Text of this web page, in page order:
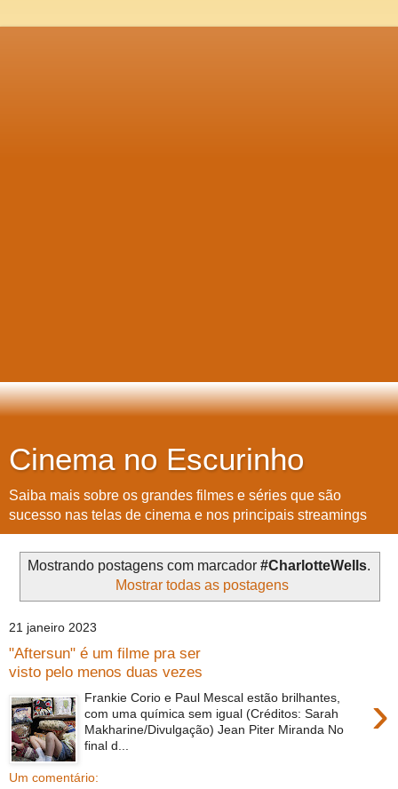
Cinema no Escurinho
Saiba mais sobre os grandes filmes e séries que são
sucesso nas telas de cinema e nos principais streamings
Mostrando postagens com marcador #CharlotteWells.
Mostrar todas as postagens
21 janeiro 2023
"Aftersun" é um filme pra ser
visto pelo menos duas vezes
›
Frankie Corio e Paul Mescal estão brilhantes,
com uma química sem igual (Créditos: Sarah
Makharine/Divulgação) Jean Piter Miranda No
final d...
Um comentário: